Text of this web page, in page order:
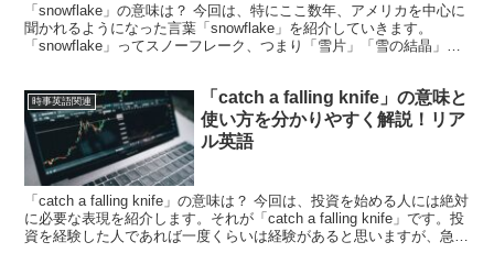
「snowflake」の意味は？ 今回は、特にここ数年、アメリカを中心に
聞かれるようになった言葉「snowflake」を紹介していきます。
「snowflake」ってスノーフレーク、つまり「雪片」「雪の結晶」の
時事英語関連
「catch a falling knife」の意味と
使い方を分かりやすく解説！リア
ル英語
「catch a falling knife」の意味は？ 今回は、投資を始める人には絶対
に必要な表現を紹介します。それが「catch a falling knife」です。投
資を経験した人であれば一度くらいは経験があると思いますが、急激